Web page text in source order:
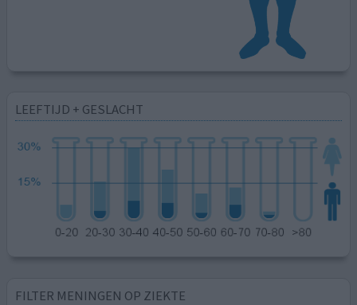
LEEFTIJD + GESLACHT
FILTER MENINGEN OP ZIEKTE